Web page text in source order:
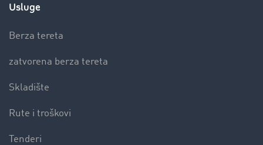
Usluge
Berza tereta
zatvorena berza tereta
Skladište
Rute i troškovi
Tenderi